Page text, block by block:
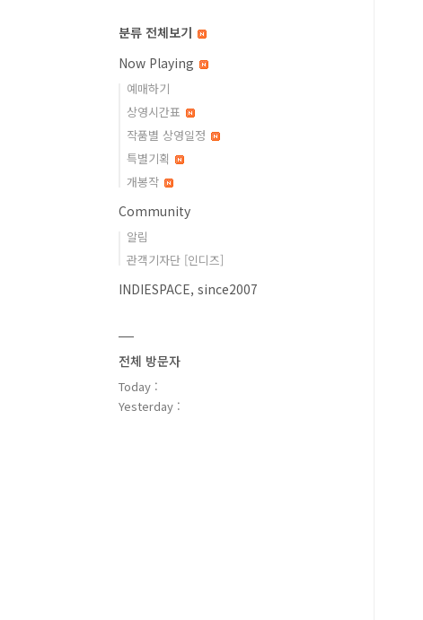
분류 전체보기
Now Playing
예매하기
상영시간표
작품별 상영일정
특별기획
개봉작
Community
알림
관객기자단 [인디즈]
INDIESPACE, since2007
전체 방문자
Today :
Yesterday :